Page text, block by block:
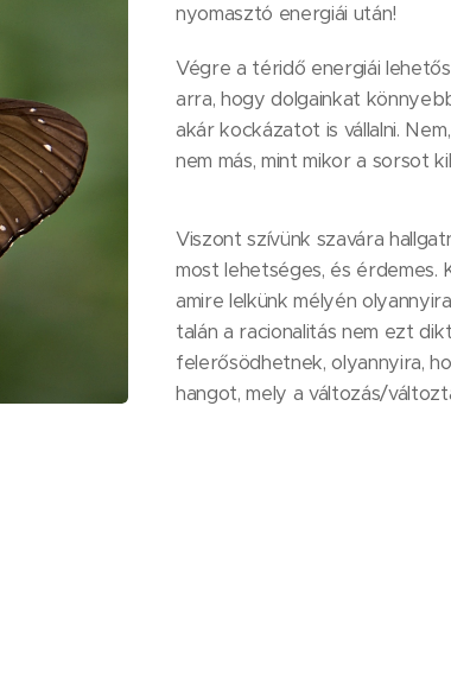
nyomasztó energiái után!
Végre a téridő energiái
arra, hogy dolgainkat
akár kockázatot is vállalni.
nem más, mint mikor a sorsot
Viszont szívünk szavára
most lehetséges, és érdemes.
amire lelkünk mélyén
talán a racionalitás nem ezt
felerősödhetnek, olyannyira,
hangot, mely a változás/